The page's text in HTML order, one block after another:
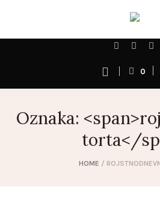
0
Oznaka:
torta</
HOME /